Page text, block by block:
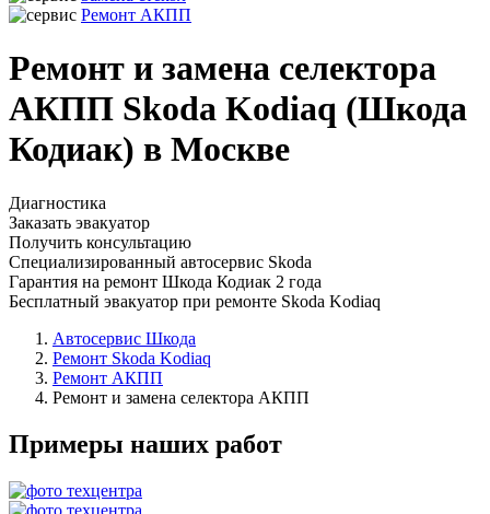
Ремонт АКПП
Ремонт и замена селектора
АКПП Skoda Kodiaq (Шкода
Кодиак) в Москве
Диагностика
Заказать эвакуатор
Получить консультацию
Специализированный автосервис Skoda
Гарантия на ремонт Шкода Кодиак 2 года
Бесплатный эвакуатор при ремонте Skoda Kodiaq
Автосервис Шкода
Ремонт Skoda Kodiaq
Ремонт АКПП
Ремонт и замена селектора АКПП
Примеры наших работ